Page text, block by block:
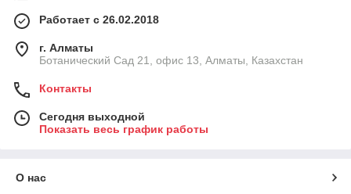
Работает с 26.02.2018
г. Алматы
Ботанический Сад 21, офис 13, Алматы, Казахстан
Контакты
Сегодня выходной
Показать весь график работы
О нас